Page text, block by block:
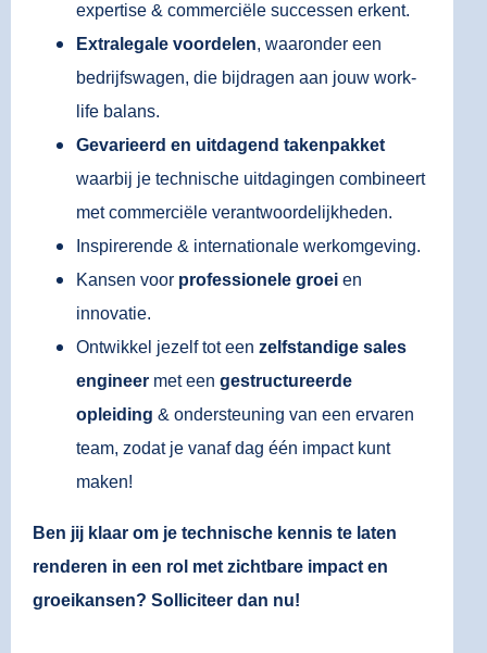
expertise & commerciële successen erkent.
Extralegale voordelen, waaronder een
bedrijfswagen, die bijdragen aan jouw work-
life balans.
Gevarieerd en uitdagend takenpakket
waarbij je technische uitdagingen combineert
met commerciële verantwoordelijkheden.
Inspirerende & internationale werkomgeving.
Kansen voor professionele groei en
innovatie.
Ontwikkel jezelf tot een zelfstandige sales
engineer met een gestructureerde
opleiding & ondersteuning van een ervaren
team, zodat je vanaf dag één impact kunt
maken!
Ben jij klaar om je technische kennis te laten
renderen in een rol met zichtbare impact en
groeikansen? Solliciteer dan nu!